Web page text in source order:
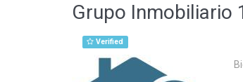
Grupo Inmobiliario
Verified